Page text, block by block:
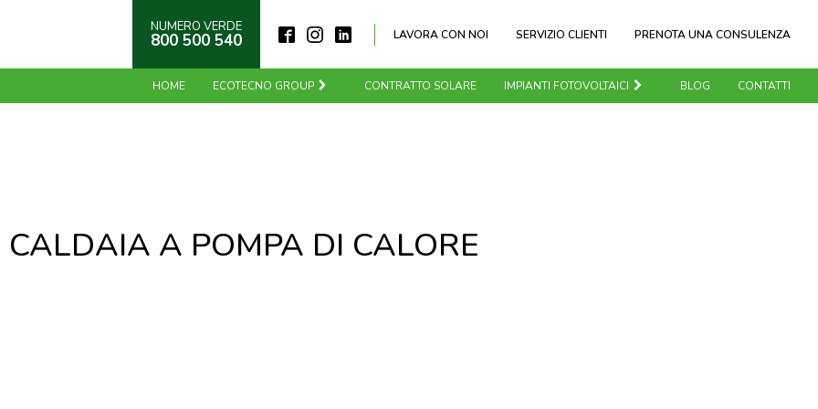
NUMERO VERDE
800 500 540 LAVORA CON NOI SERVIZIO CLIENTI PRENOTA UNA CONSULENZA
HOME ECOTECNO GROUP CONTRATTO SOLARE IMPIANTI FOTOVOLTAICI BLOG CONTATTI
CALDAIA A POMPA DI CALORE